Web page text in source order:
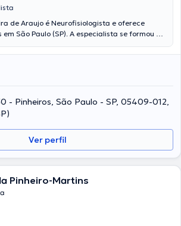
de Araujo é Neurofisiologista e oferece
São Paulo (SP). A especialista se formou na
em sua área de especialidade. A
Adicionalmente, ela faz parte de diversas
Ana Luiza Vieira de Araujo teve participação
formação
de especialização e já submeteu importantes
- Pinheiros, São Paulo - SP, 05409-012,
Ver perfil
Pinheiro-Martins